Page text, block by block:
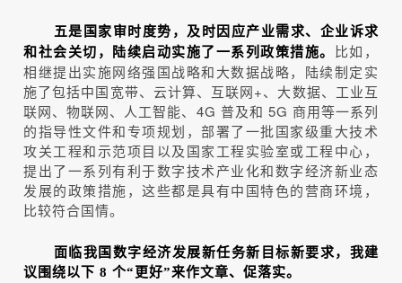
五是国家审时度势，及时因应产业需求、企业诉求
和社会关切，陆续启动实施了一系列政策措施。 比如，
相继提出实施网络强国战略和大数据战略，陆续制定实
施了包括中国宽带、云计算、互联网+、大数据、工业互
联网、物联网、人工智能、4G 普及和 5G 商用等一系列
的指导性文件和专项规划，部署了一批国家级重大技术
攻关工程和示范项目以及国家工程实验室或工程中心，
提出了一系列有利于数字技术产业化和数字经济新业态
发展的政策措施，这些都是具有中国特色的营商环境，
比较符合国情。
面临我国数字经济发展新任务新目标新要求，我建
议围绕以下 8 个“更好”来作文章、促落实。